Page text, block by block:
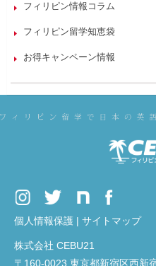
フィリピン情報コラム
フィリピン留学知恵袋
お得キャンペーン情報
個人情報保護 | サイトマップ
株式会社 CEBU21
〒160-0023 東京都新宿区西新